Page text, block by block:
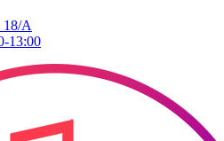
18/А
13:00